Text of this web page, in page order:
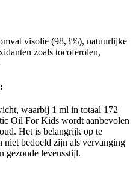
visolie (98,3%), natuurlijke
zoals tocoferolen,
waarbij 1 ml in totaal 172
Oil For Kids wordt aanbevolen
Het is belangrijk op te
niet bedoeld zijn als vervanging
gezonde levensstijl.